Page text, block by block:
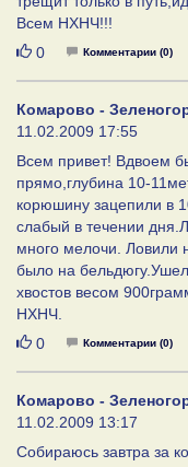
Всем НХНЧ!!!
Нравится
0 Комментарии (0)
Комарово -
11.02.2009 17:55
Всем привет! Вдвоем
прямо,глубина 10-
корюшину зацепили в
слабый в течении
много мелочи. Ловили
было на
хвостов весом
НХНЧ.
Нравится
0 Комментарии (0)
Комарово -
11.02.2009 13:17
Собираюсь завтра за